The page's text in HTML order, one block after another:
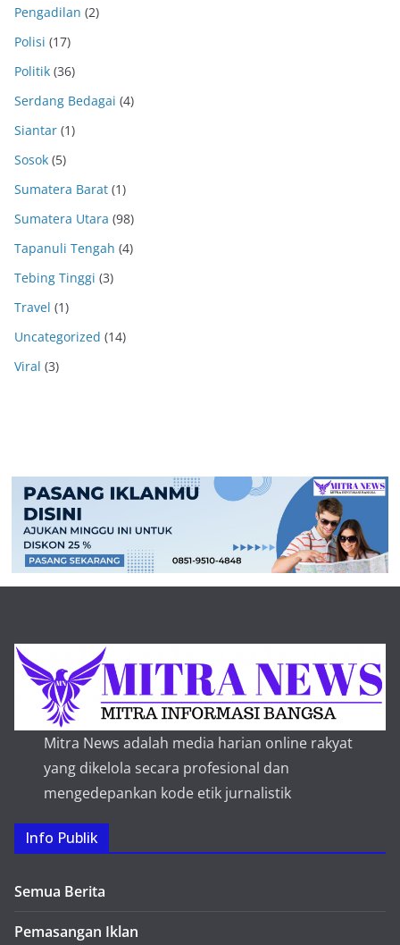
Pengadilan (2)
Polisi (17)
Politik (36)
Serdang Bedagai (4)
Siantar (1)
Sosok (5)
Sumatera Barat (1)
Sumatera Utara (98)
Tapanuli Tengah (4)
Tebing Tinggi (3)
Travel (1)
Uncategorized (14)
Viral (3)
Mitra News adalah media harian online rakyat
yang dikelola secara profesional dan
mengedepankan kode etik jurnalistik
Info Publik
Semua Berita
Pemasangan Iklan